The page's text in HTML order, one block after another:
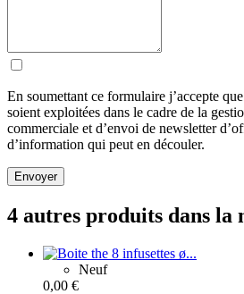
En soumettant ce formulaire j’accepte
soient exploitées dans le cadre de la
commerciale et d’envoi de newsletter
d’information qui peut en découler.
Envoyer
4 autres produits dans la
Neuf
0,00 €